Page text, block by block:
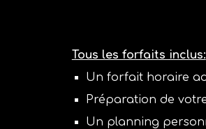
Tous les forfaits inclus:
Un forfait horaire
Préparation de
Un planning